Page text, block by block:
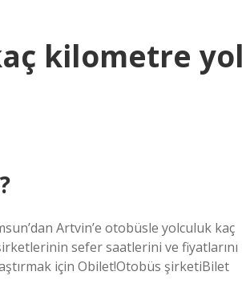
kilometre yol
Artvin’e otobüsle yolculuk kaç
sefer saatlerini ve fiyatlarını
için Obilet!Otobüs şirketiBilet